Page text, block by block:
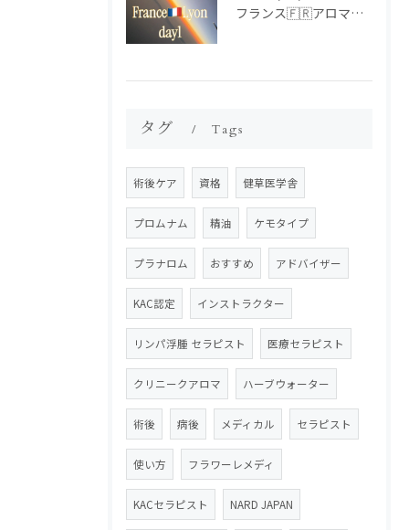
フランス🇫🇷アロマ研修ツアー𝗱𝗮𝘆𝟭
タグ Tags
術後ケア 資格 健草医学舎
プロムナム 精油 ケモタイプ
プラナロム おすすめ アドバイザー
KAC認定 インストラクター
リンパ浮腫 セラピスト 医療セラピスト
クリニークアロマ ハーブウォーター
術後 病後 メディカル セラピスト
使い方 フラワーレメディ
KACセラピスト NARD JAPAN